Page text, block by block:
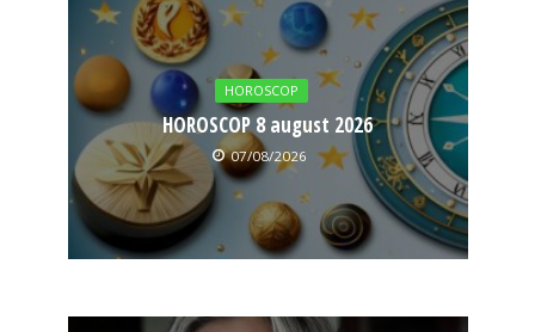
HOROSCOP
HOROSCOP 8 august 2026
07/08/2026